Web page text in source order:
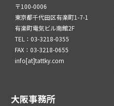
〒100-0006
東京都千代田区有楽町1-7-1
有楽町電気ビル南館2F
TEL：03-3218-0355
FAX：03-3218-0655
info[at]tattky.com
大阪事務所